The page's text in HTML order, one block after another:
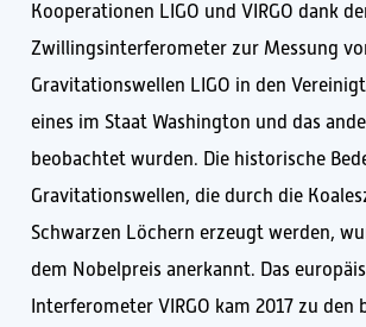
Kooperationen LIGO und VIRGO dank
Zwillingsinterferometer zur Messung
Gravitationswellen LIGO in den
eines im Staat Washington und das
beobachtet wurden. Die historische
Gravitationswellen, die durch die
Schwarzen Löchern erzeugt werden,
dem Nobelpreis anerkannt. Das
Interferometer VIRGO kam 2017 zu den